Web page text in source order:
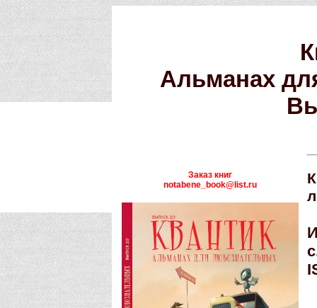
Альманах
Заказ книг
notabene_book@list.ru